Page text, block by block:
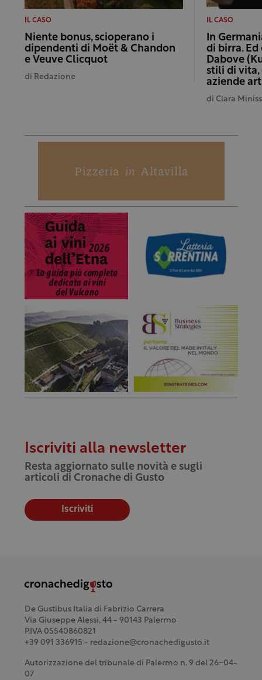
IL CASO
Niente bonus, scioperano i
dipendenti di Moët & Chandon
e Veuve Clicquot
di Redazione
IL CASO
In
di birra. Ed
Dabove
stili di
aziende
di Clara
Iscriviti alla newsletter
Resta aggiornato sulle novità e sugli
articoli di Cronache di Gusto
Iscriviti
De Gustibus Italia di Fabrizio Carrera
Via Giuseppe Alessi, 44 - 90143 Palermo
P.IVA 05540860821
+39 091 336915 - redazione@cronachedigusto.it
Autorizzazione del tribunale di Palermo n. 9 del 26-04-
07